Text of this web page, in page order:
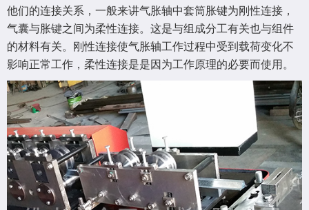
他们的连接关系，一般来讲气胀轴中套筒胀键为刚性连接，
气囊与胀键之间为柔性连接。这是与组成分工有关也与组件
的材料有关。刚性连接使气胀轴工作过程中受到载荷变化不
影响正常工作，柔性连接是是因为工作原理的必要而使用。